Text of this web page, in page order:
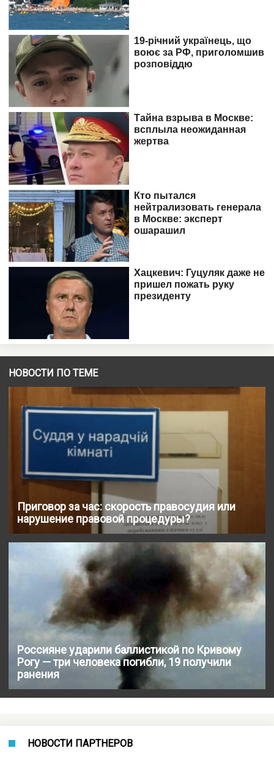
НОВОСТИ ПО ТЕМЕ
Приговор за час: скорость правосудия или
нарушение правовой процедуры?
Россияне ударили баллистикой по Кривому
Рогу — три человека погибли, 19 получили
ранения
НОВОСТИ ПАРТНЕРОВ